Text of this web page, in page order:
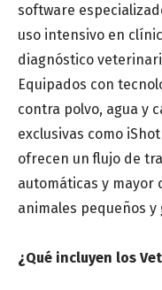
Provincia*
Categoría de interés
Mensaje
software
uso intensivo en
diagnóstico
Equipados con
contra polvo, agua y
exclusivas como
ofrecen un flujo de
automáticas y mayor
animales pequeños y
¿Qué incluyen los